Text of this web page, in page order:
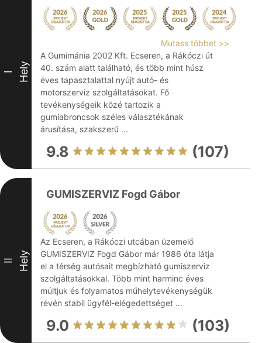
I Hely
Mutass többet >>
A Gumimánia 2002 Kft. Ecseren, a Rákóczi út
40. szám alatt található, és több mint húsz
éves tapasztalattal nyújt autó- és
motorszerviz szolgáltatásokat. Fő
tevékenységeik közé tartozik a
gumiabroncsok széles választékának
árusítása, szakszerű ...
9.8 (107)
II Hely
GUMISZERVIZ Fogd Gábor
Az Ecseren, a Rákóczi utcában üzemelő
GUMISZERVIZ Fogd Gábor már 1986 óta látja
el a térség autósait megbízható gumiszerviz
szolgáltatásokkal. Több mint harminc éves
múltjuk és folyamatos műhelytevékenységük
révén stabil ügyfél-elégedettséget ...
9.0 (103)